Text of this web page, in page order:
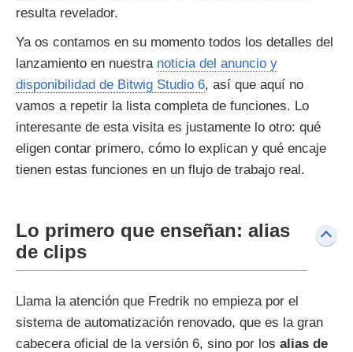
resulta revelador.
Ya os contamos en su momento todos los detalles del
lanzamiento en nuestra noticia del anuncio y
disponibilidad de Bitwig Studio 6, así que aquí no
vamos a repetir la lista completa de funciones. Lo
interesante de esta visita es justamente lo otro: qué
eligen contar primero, cómo lo explican y qué encaje
tienen estas funciones en un flujo de trabajo real.
Lo primero que enseñan: alias
de clips
Llama la atención que Fredrik no empieza por el
sistema de automatización renovado, que es la gran
cabecera oficial de la versión 6, sino por los alias de